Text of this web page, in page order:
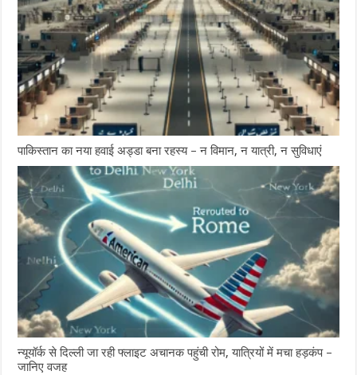
पाकिस्तान का नया हवाई अड्डा बना रहस्य – न विमान, न यात्री, न सुविधाएं
न्यूयॉर्क से दिल्ली जा रही फ्लाइट अचानक पहुंची रोम, यात्रियों में मचा हड़कंप –
जानिए वजह